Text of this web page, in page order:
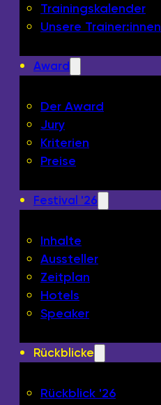
Trainingskalender
Unsere Trainer:innen
Award
Der Award
Jury
Kriterien
Preise
Festival '26
Inhalte
Aussteller
Zeitplan
Hotels
Speaker
Rückblicke
Rückblick '26